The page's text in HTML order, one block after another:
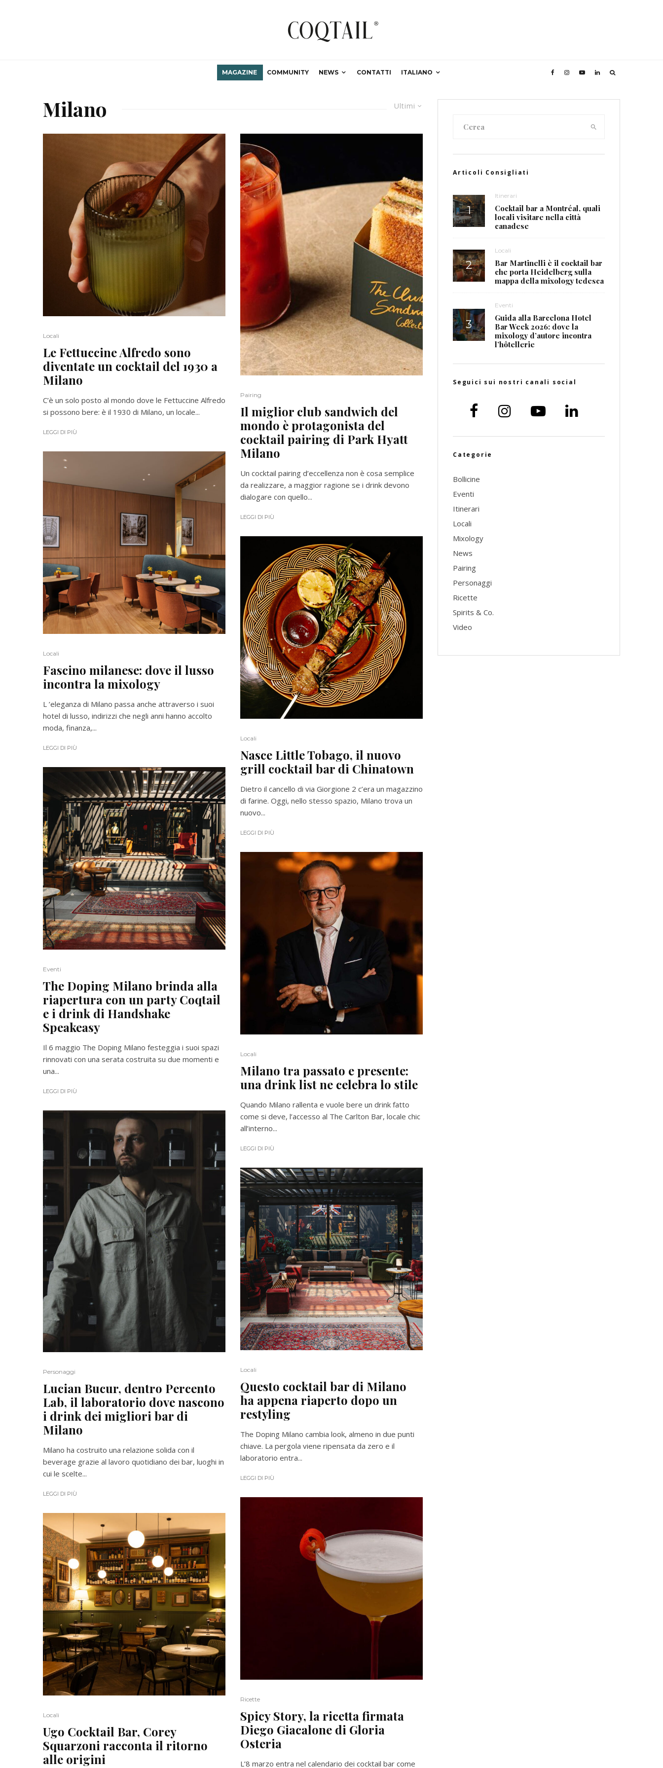
MAGAZINE COMMUNITY NEWS CONTATTI ITALIANO
Ultimi
Milano
Locali
Le Fettuccine Alfredo sono
diventate un cocktail del 1930 a
Milano
C’è un solo posto al mondo dove le Fettuccine Alfredo
si possono bere: è il 1930 di Milano, un locale...
LEGGI DI PIÙ
Locali
Fascino milanese: dove il lusso
incontra la mixology
L ’eleganza di Milano passa anche attraverso i suoi
hotel di lusso, indirizzi che negli anni hanno accolto
moda, finanza,...
LEGGI DI PIÙ
Eventi
The Doping Milano brinda alla
riapertura con un party Coqtail
e i drink di Handshake
Speakeasy
Il 6 maggio The Doping Milano festeggia i suoi spazi
rinnovati con una serata costruita su due momenti e
una...
LEGGI DI PIÙ
Personaggi
Lucian Bucur, dentro Percento
Lab, il laboratorio dove nascono
i drink dei migliori bar di
Milano
Milano ha costruito una relazione solida con il
beverage grazie al lavoro quotidiano dei bar, luoghi in
cui le scelte...
LEGGI DI PIÙ
Locali
Ugo Cocktail Bar, Corey
Squarzoni racconta il ritorno
alle origini
Pairing
Il miglior club sandwich del
mondo è protagonista del
cocktail pairing di Park Hyatt
Milano
Un cocktail pairing d’eccellenza non è cosa semplice
da realizzare, a maggior ragione se i drink devono
dialogare con quello...
LEGGI DI PIÙ
Locali
Nasce Little Tobago, il nuovo
grill cocktail bar di Chinatown
Dietro il cancello di via Giorgione 2 c’era un magazzino
di farine. Oggi, nello stesso spazio, Milano trova un
nuovo...
LEGGI DI PIÙ
Locali
Milano tra passato e presente:
una drink list ne celebra lo stile
Quando Milano rallenta e vuole bere un drink fatto
come si deve, l’accesso al The Carlton Bar, locale chic
all’interno...
LEGGI DI PIÙ
Locali
Questo cocktail bar di Milano
ha appena riaperto dopo un
restyling
The Doping Milano cambia look, almeno in due punti
chiave. La pergola viene ripensata da zero e il
laboratorio entra...
LEGGI DI PIÙ
Ricette
Spicy Story, la ricetta firmata
Diego Giacalone di Gloria
Osteria
L’8 marzo entra nel calendario dei cocktail bar come
Articoli Consigliati
Itinerari
Cocktail bar a Montréal, quali
locali visitare nella città
canadese
Locali
Bar Martinelli è il cocktail bar
che porta Heidelberg sulla
mappa della mixology tedesca
Eventi
Guida alla Barcelona Hotel
Bar Week 2026: dove la
mixology d’autore incontra
l’hôtellerie
Seguici sui nostri canali social
Categorie
Bollicine
Eventi
Itinerari
Locali
Mixology
News
Pairing
Personaggi
Ricette
Spirits & Co.
Video